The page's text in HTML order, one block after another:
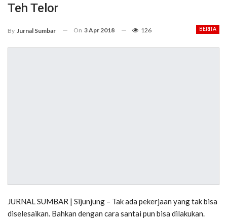
Teh Telor
BERITA
By Jurnal Sumbar On 3 Apr 2018 126
JURNAL SUMBAR | Sijunjung – Tak ada pekerjaan yang tak bisa
diselesaikan. Bahkan dengan cara santai pun bisa dilakukan.